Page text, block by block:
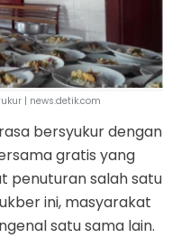
| news.detik.com
bersyukur dengan
gratis yang
penuturan salah satu
ini, masyarakat
satu sama lain.